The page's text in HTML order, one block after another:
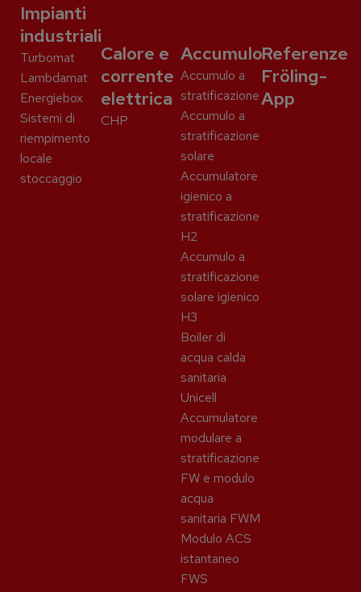
Impianti
industriali
Turbomat
Lambdamat
Energiebox
Sistemi di
riempimento
locale
stoccaggio
Calore e
corrente
elettrica
CHP
Accumulo
Accumulo a
stratificazione
Accumulo a
stratificazione
solare
Accumulatore
igienico a
stratificazione
H2
Accumulo a
stratificazione
solare igienico
H3
Boiler di
acqua calda
sanitaria
Unicell
Accumulatore
modulare a
stratificazione
FW e modulo
acqua
sanitaria FWM
Modulo ACS
istantaneo
FWS
Referenze
Fröling-
App